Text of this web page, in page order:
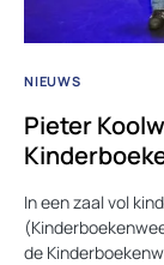
NIEUWS
Pieter
In een zaal vol
de